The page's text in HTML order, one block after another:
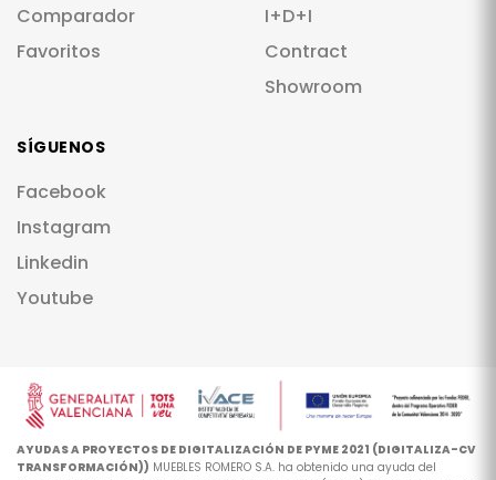
Comparador
Favoritos
I+D+I
Contract
Showroom
SÍGUENOS
Facebook
Instagram
Linkedin
Youtube
AYUDAS A PROYECTOS DE DIGITALIZACIÓN DE PYME 2021 (DIGITALIZA-CV
TRANSFORMACIÓN)) MUEBLES ROMERO S.A. ha obtenido una ayuda del